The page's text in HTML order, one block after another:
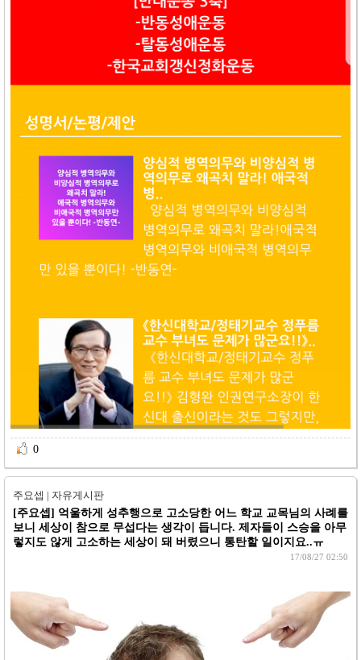
0
주요셉 | 자유게시판
[주요셉] 억울하게 성추행으로 고소당한 어느 학교 교목님의 사례를
보니 세상이 참으로 무섭다는 생각이 듭니다. 제자들이 스승을 아무
렇지도 않게 고소하는 세상이 돼 버렸으니 통탄할 일이지요..ㅠ
17/08/27 02:50